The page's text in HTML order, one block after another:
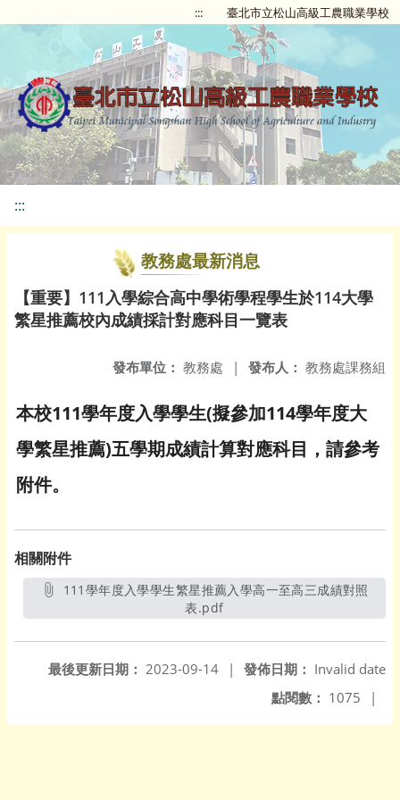
::: 臺北市立松山高級工農職業學校
:::
教務處最新消息
【重要】111入學綜合高中學術學程學生於114大學
繁星推薦校內成績採計對應科目一覽表
發布人： 教務處課務組
發布單位： 教務處 |
本校111學年度入學學生(擬參加114學年度大
學繁星推薦)五學期成績計算對應科目，請參考
附件。
相關附件
表.pdf另開新視窗
發佈日期： Invalid date
最後更新日期： 2023-09-14
|
點閱數： 1075 |